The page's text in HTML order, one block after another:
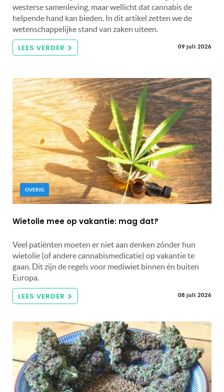
westerse samenleving, maar wellicht dat cannabis de
helpende hand kan bieden. In dit artikel zetten we de
wetenschappelijke stand van zaken uiteen.
LEES VERDER 09 juli 2026
OVERIG
Wietolie mee op vakantie: mag dat?
Veel patiënten moeten er niet aan denken zónder hun
wietolie (of andere cannabismedicatie) op vakantie te
gaan. Dit zijn de regels voor mediwiet binnen én buiten
Europa.
LEES VERDER 08 juli 2026